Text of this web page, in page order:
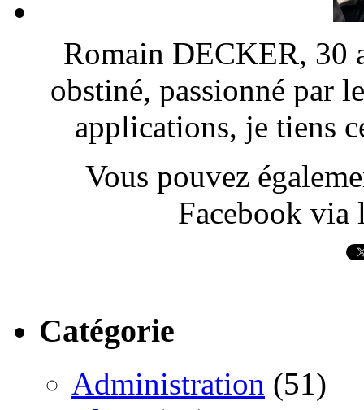
Romain DECKER, 30
obstiné, passionné par
applications, je tiens
Vous pouvez
Facebook via
Catégorie
Administration (51)